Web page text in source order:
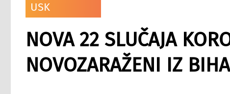
USK
NOVA 22 SLUČAJA
NOVOZARAŽENI IZ